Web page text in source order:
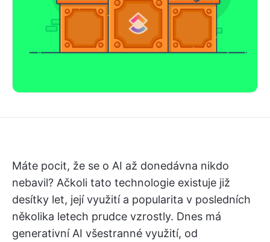
Máte pocit, že se o AI až donedávna nikdo
nebavil? Ačkoli tato technologie existuje již
desítky let, její využití a popularita v posledních
několika letech prudce vzrostly. Dnes má
generativní AI všestranné využití, od